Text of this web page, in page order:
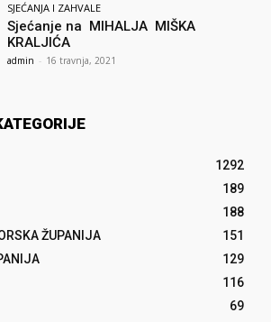
SJEĆANJA I ZAHVALE
Sjećanje na MIHALJA MIŠKA
KRALJIĆA
admin - 16 travnja, 2021
1292
189
188
ŽUPANIJA
151
129
116
69